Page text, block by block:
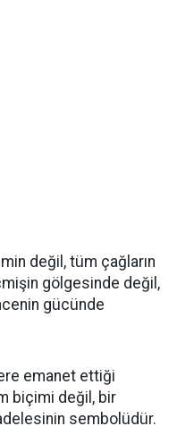
değil, tüm çağların
gölgesinde değil,
gücünde
emanet ettiği
biçimi değil, bir
sembolüdür.